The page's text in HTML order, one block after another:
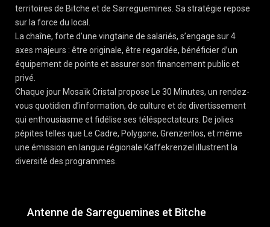
territoires de Bitche et de Sarreguemines. Sa stratégie repose
sur la force du local.
La chaîne, forte d’une vingtaine de salariés, s’engage sur 4
axes majeurs : être originale, être regardée, bénéficier d’un
équipement de pointe et assurer son financement public et
privé.
Chaque jour Mosaïk Cristal propose Le 30 Minutes, un rendez-
vous quotidien d’information, de culture et de divertissement
qui enthousiasme et fidélise ses téléspectateurs. De jolies
pépites telles que Le Cadre, Polygone, Grenzenlos, et même
une émission en langue régionale Kaffekrenzel illustrent la
diversité des programmes.
Antenne de Sarreguemines et Bitche